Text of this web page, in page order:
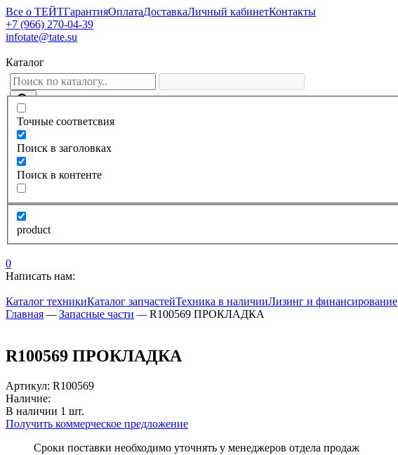
Все о ТЕЙТГарантияОплатаДоставкаЛичный кабинетКонтакты
+7 (966) 270-04-39
infotate@tate.su
Каталог
Точные соответсвия
Поиск в заголовках
Поиск в контенте
product
0
Написать нам:
Каталог техникиКаталог запчастейТехника в наличииЛизинг и финансирование
Главная — Запасные части — R100569 ПРОКЛАДКА
R100569 ПРОКЛАДКА
Артикул: R100569
Наличие:
В наличии 1 шт.
Получить коммерческое предложение
Сроки поставки необходимо уточнять у менеджеров отдела продаж